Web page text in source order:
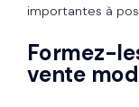
importantes à
Formez-
vente